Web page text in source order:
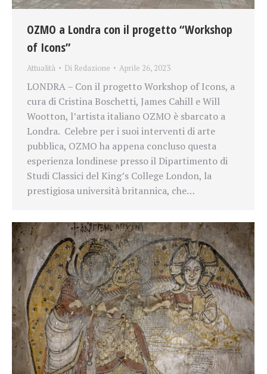
OZMO a Londra con il progetto “Workshop
of Icons”
Attualità Di Redazione Aprile 26, 2023
LONDRA – Con il progetto Workshop of Icons, a
cura di Cristina Boschetti, James Cahill e Will
Wootton, l’artista italiano OZMO è sbarcato a
Londra. Celebre per i suoi interventi di arte
pubblica, OZMO ha appena concluso questa
esperienza londinese presso il Dipartimento di
Studi Classici del King’s College London, la
prestigiosa università britannica, che…